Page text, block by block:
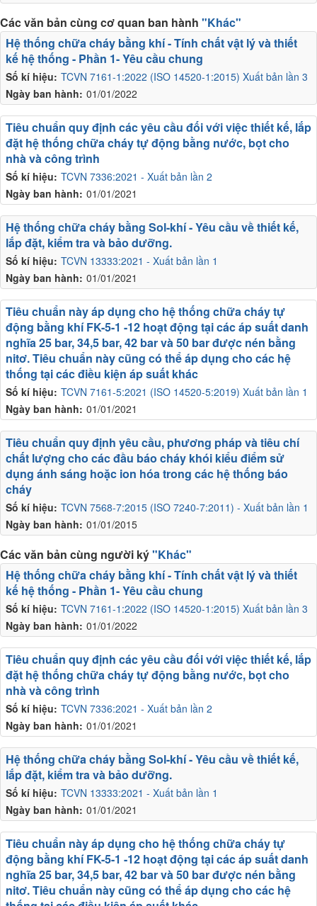
Các văn bản cùng cơ quan ban hành "Khác"
Số kí hiệu: TCVN 7161-1:2022 (ISO 14520-1:2015) Xuất bản lần 3
Ngày ban hành: 01/01/2022
Hệ thống chữa cháy bằng khí - Tính chất vật lý và thiết
kế hệ thống - Phần 1- Yêu cầu chung
Số kí hiệu: TCVN 7336:2021 - Xuất bản lần 2
Ngày ban hành: 01/01/2021
Tiêu chuẩn quy định các yêu cầu đối với việc thiết kế, lắp
đặt hệ thống chữa cháy tự động bằng nước, bọt cho
nhà và công trình
Số kí hiệu: TCVN 13333:2021 - Xuất bản lần 1
Ngày ban hành: 01/01/2021
Hệ thống chữa cháy bằng Sol-khí - Yêu cầu về thiết kế,
lắp đặt, kiểm tra và bảo dưỡng.
Số kí hiệu: TCVN 7161-5:2021 (ISO 14520-5:2019) Xuất bản lần 1
Ngày ban hành: 01/01/2021
Tiêu chuẩn này áp dụng cho hệ thống chữa cháy tự
động bằng khí FK-5-1 -12 hoạt động tại các áp suất danh
nghĩa 25 bar, 34,5 bar, 42 bar và 50 bar được nén bằng
nitơ. Tiêu chuẩn này cũng có thể áp dụng cho các hệ
thống tại các điều kiện áp suất khác
Số kí hiệu: TCVN 7568-7:2015 (ISO 7240-7:2011) - Xuất bản lần 1
Ngày ban hành: 01/01/2015
Tiêu chuẩn quy định yêu cầu, phương pháp và tiêu chí
chất lượng cho các đầu báo cháy khói kiểu điểm sử
dụng ánh sáng hoặc ion hóa trong các hệ thống báo
cháy
Các văn bản cùng người ký"Khác"
Số kí hiệu: TCVN 7161-1:2022 (ISO 14520-1:2015) Xuất bản lần 3
Ngày ban hành: 01/01/2022
Hệ thống chữa cháy bằng khí - Tính chất vật lý và thiết
kế hệ thống - Phần 1- Yêu cầu chung
Số kí hiệu: TCVN 7336:2021 - Xuất bản lần 2
Ngày ban hành: 01/01/2021
Tiêu chuẩn quy định các yêu cầu đối với việc thiết kế, lắp
đặt hệ thống chữa cháy tự động bằng nước, bọt cho
nhà và công trình
Số kí hiệu: TCVN 13333:2021 - Xuất bản lần 1
Ngày ban hành: 01/01/2021
Hệ thống chữa cháy bằng Sol-khí - Yêu cầu về thiết kế,
lắp đặt, kiểm tra và bảo dưỡng.
Tiêu chuẩn này áp dụng cho hệ thống chữa cháy tự
động bằng khí FK-5-1 -12 hoạt động tại các áp suất danh
nghĩa 25 bar, 34,5 bar, 42 bar và 50 bar được nén bằng
nitơ. Tiêu chuẩn này cũng có thể áp dụng cho các hệ